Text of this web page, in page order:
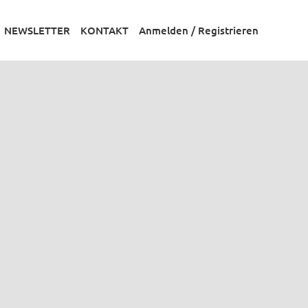
NEWSLETTER KONTAKT Anmelden / Registrieren